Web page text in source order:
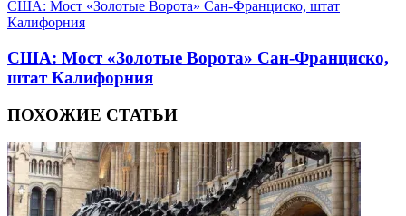
США: Мост «Золотые Ворота» Сан-Франциско, штат
Калифорния
США: Мост «Золотые Ворота» Сан-Франциско,
штат Калифорния
ПОХОЖИЕ СТАТЬИ